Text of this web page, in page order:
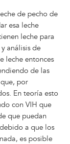
de pecho de
esa leche
leche para
análisis de
leche entonces
de las
por
En teoría esto
con VIH que
que puedan
a que los
es posible